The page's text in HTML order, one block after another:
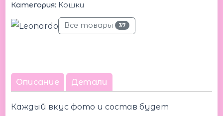
Категория: Кошки
Все товары 37
Описание Детали
Каждый вкус фото и состав будет